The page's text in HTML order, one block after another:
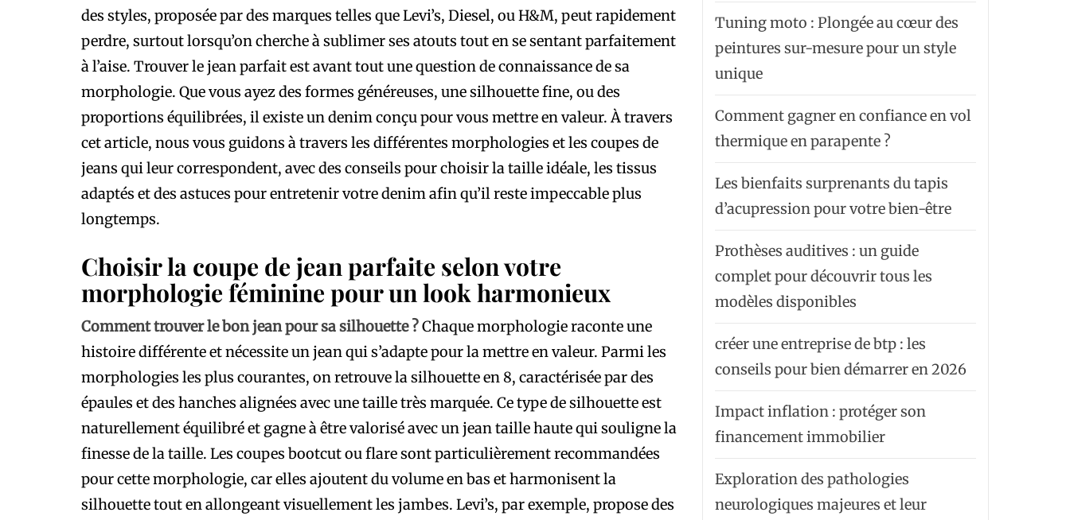
des styles, proposée par des marques telles que Levi’s, Diesel, ou H&M, peut rapidement
perdre, surtout lorsqu’on cherche à sublimer ses atouts tout en se sentant parfaitement
à l’aise. Trouver le jean parfait est avant tout une question de connaissance de sa
morphologie. Que vous ayez des formes généreuses, une silhouette fine, ou des
proportions équilibrées, il existe un denim conçu pour vous mettre en valeur. À travers
cet article, nous vous guidons à travers les différentes morphologies et les coupes de
jeans qui leur correspondent, avec des conseils pour choisir la taille idéale, les tissus
adaptés et des astuces pour entretenir votre denim afin qu’il reste impeccable plus
longtemps.
Choisir la coupe de jean parfaite selon votre
morphologie féminine pour un look harmonieux
Comment trouver le bon jean pour sa silhouette ?Chaque morphologie raconte une
histoire différente et nécessite un jean qui s’adapte pour la mettre en valeur. Parmi les
morphologies les plus courantes, on retrouve la silhouette en 8, caractérisée par des
épaules et des hanches alignées avec une taille très marquée. Ce type de silhouette est
naturellement équilibré et gagne à être valorisé avec un jean taille haute qui souligne la
finesse de la taille. Les coupes bootcut ou flare sont particulièrement recommandées
pour cette morphologie, car elles ajoutent du volume en bas et harmonisent la
silhouette tout en allongeant visuellement les jambes. Levi’s, par exemple, propose des
Tuning moto : Plongée au cœur des
peintures sur-mesure pour un style
unique
Comment gagner en confiance en vol
thermique en parapente ?
Les bienfaits surprenants du tapis
d’acupression pour votre bien-être
Prothèses auditives : un guide
complet pour découvrir tous les
modèles disponibles
créer une entreprise de btp : les
conseils pour bien démarrer en 2026
Impact inflation : protéger son
financement immobilier
Exploration des pathologies
neurologiques majeures et leur